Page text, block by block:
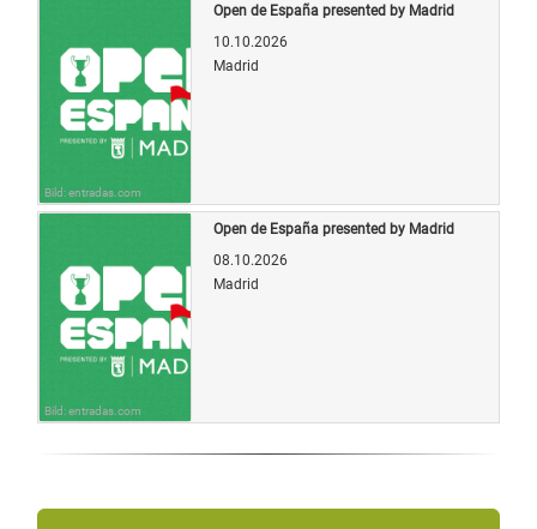
Bild: entradas.com
Open de España presented by Madrid
10.10.2026
Madrid
Bild: entradas.com
Open de España presented by Madrid
08.10.2026
Madrid